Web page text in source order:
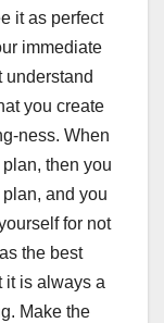
it as perfect
immediate
understand
you create
ness. When
then you
and you
for not
the best
it is always a
Make the